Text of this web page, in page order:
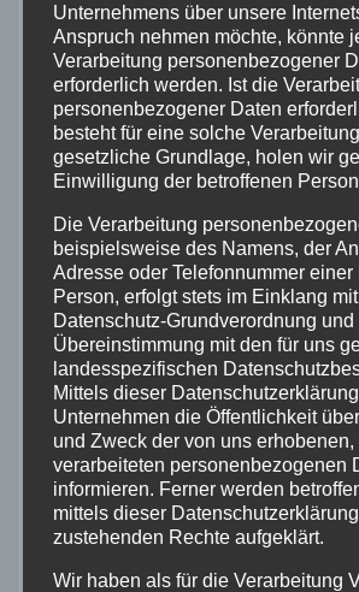
ALTENKIRCHEN FEUERWEHR POLIZEI
RETTUNGSDIENST
Containerbrand im
Industriegebiet
Feuerwehr verhindert
Ausbreitung
7. AUG. 2026
FEUERWEHR NEUWIED POLIZEI
Flächenbrand bei
Feuerwehr verhindert
Übergreifen auf
7. AUG. 2026
Unternehmens über unsere
Anspruch nehmen möchte, könnte
Verarbeitung personenbezogener
erforderlich werden. Ist die
personenbezogener Daten
besteht für eine solche
gesetzliche Grundlage, holen wir
Einwilligung der betroffenen
Die Verarbeitung
beispielsweise des Namens, der
Adresse oder Telefonnummer einer
Person, erfolgt stets im Einklang
Datenschutz-Grundverordnung und
Übereinstimmung mit den für uns
landesspezifischen
Mittels dieser
Unternehmen die Öffentlichkeit
und Zweck der von uns erhobenen,
verarbeiteten personenbezogenen
informieren. Ferner werden
mittels dieser
zustehenden Rechte aufgeklärt.
Wir haben als für die Verarbeitung